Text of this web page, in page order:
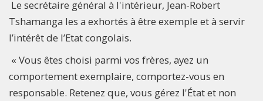
Le secrétaire général à l'intérieur, Jean-Robert
Tshamanga les a exhortés à être exemple et à servir
l’intérêt de l’Etat congolais.
« Vous êtes choisi parmi vos frères, ayez un
comportement exemplaire, comportez-vous en
responsable. Retenez que, vous gérez l'État et non